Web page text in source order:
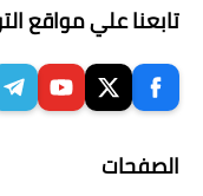
تابعنا علي مواقع
الصفحات